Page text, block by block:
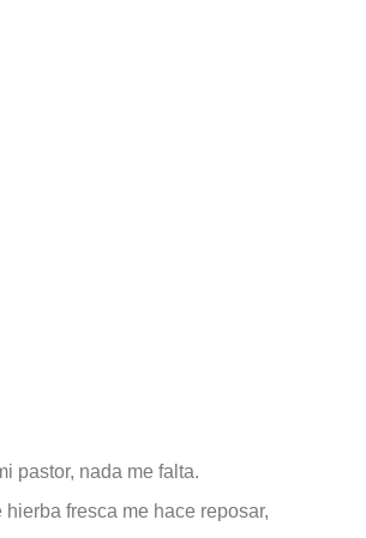
pastor, nada me falta.
hierba fresca me hace reposar,